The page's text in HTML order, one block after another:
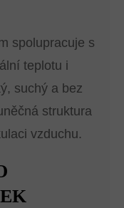
spolupracuje s
teplotu i
suchý a bez
struktura
vzduchu.